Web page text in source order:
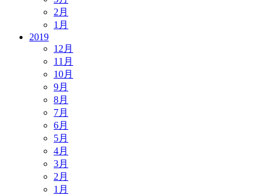
2月
1月
2019
12月
11月
10月
9月
8月
7月
6月
5月
4月
3月
2月
1月